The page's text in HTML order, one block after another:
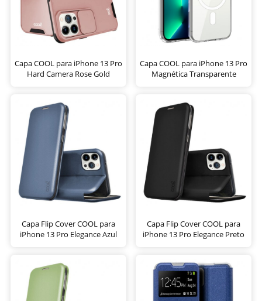
Capa COOL para iPhone 13 Pro
Hard Camera Rose Gold
Capa COOL para iPhone 13 Pro
Magnética Transparente
Capa Flip Cover COOL para
iPhone 13 Pro Elegance Azul
Capa Flip Cover COOL para
iPhone 13 Pro Elegance Preto